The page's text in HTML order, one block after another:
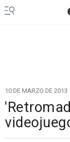
10 DE MARZO DE 2013